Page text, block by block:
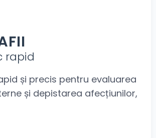
rapid
și precis pentru evaluarea
și depistarea afecțiunilor,